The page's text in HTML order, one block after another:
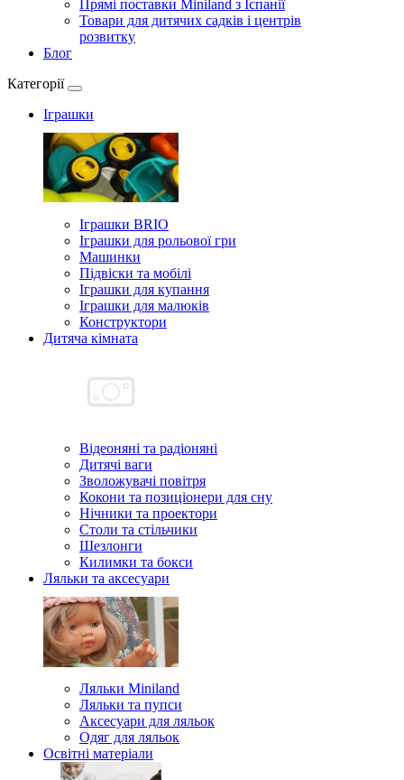
Прямі поставки Miniland з Іспанії
Товари для дитячих садків і центрів
розвитку
Блог
Категорії
Іграшки
Іграшки BRIO
Іграшки для рольової гри
Машинки
Підвіски та мобілі
Іграшки для купання
Іграшки для малюків
Конструктори
Дитяча кімната
Відеоняні та радіоняні
Дитячі ваги
Зволожувачі повітря
Кокони та позиціонери для сну
Нічники та проектори
Столи та стільчики
Шезлонги
Килимки та бокси
Ляльки та аксесуари
Ляльки Miniland
Ляльки та пупси
Аксесуари для ляльок
Одяг для ляльок
Освітні матеріали